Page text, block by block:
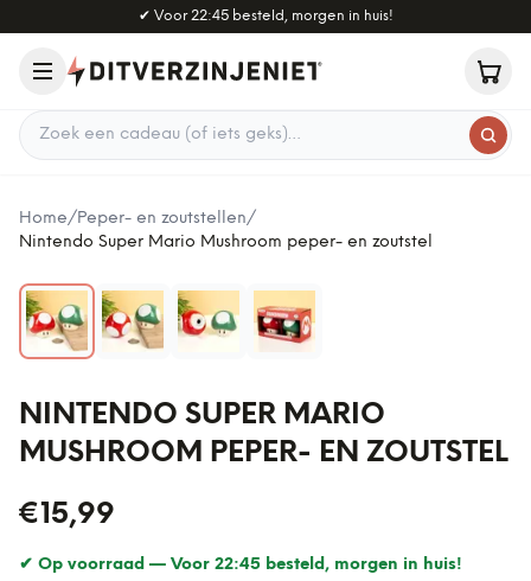
Naar hoofdinhoud
✔ Voor 22:45 besteld, morgen in huis!
Zoek een cadeau
Home/Peper- en zoutstellen/
Nintendo Super Mario Mushroom peper- en zoutstel
NINTENDO SUPER MARIO
MUSHROOM PEPER- EN ZOUTSTEL
€15,99
✔ Op voorraad — Voor 22:45 besteld, morgen in huis!